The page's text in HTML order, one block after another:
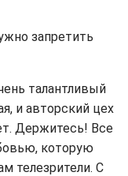
запретить
талантливый
и авторский цех
Держитесь! Все
которую
телезрители. С